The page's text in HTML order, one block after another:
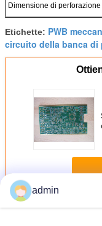
Dimensione di
Etichette: PWB
circuito della banca di
PiùSingolo PCB lato
admin